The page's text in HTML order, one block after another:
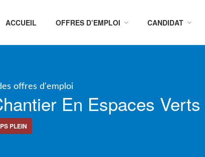
ACCUEIL OFFRES D’EMPLOI CANDIDAT
offres d'emploi
En Espaces Verts
PLEIN